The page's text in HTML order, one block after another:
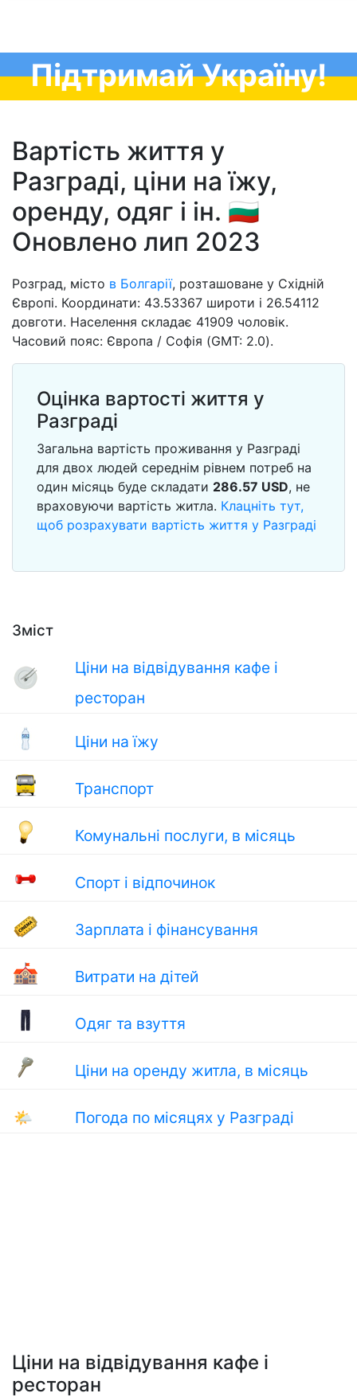
Підтримай Україну!
Вартість життя у
Разграді, ціни на їжу,
оренду, одяг і ін. 🇧🇬
Оновлено лип 2023
Зміст
Ціни на відвідування кафе і
ресторан
Ціни на їжу
Транспорт
Комунальні послуги, в місяць
Спорт і відпочинок
Зарплата і фінансування
Витрати на дітей
Одяг та взуття
Ціни на оренду житла, в місяць
🌤 Погода по місяцях у Разграді
Розград, місто в Болгарії, розташоване у Східній
Європі. Координати: 43.53367 широти і 26.54112
довготи. Населення складає 41909 чоловік.
Часовий пояс: Європа / Софія (GMT: 2.0).
Оцінка вартості життя у
Разграді
Загальна вартість проживання у Разграді
для двох людей середнім рівнем потреб на
один місяць буде складати 286.57 USD, не
враховуючи вартість житла. Клацніть тут,
щоб розрахувати вартість життя у Разграді
Ціни на відвідування кафе і
ресторан